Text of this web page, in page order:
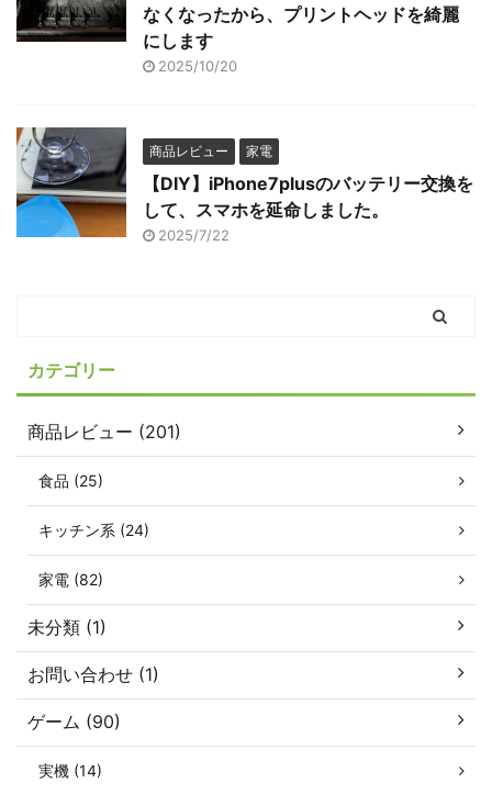
なくなったから、プリントヘッドを綺麗
にします
2025/10/20
商品レビュー 家電
【DIY】iPhone7plusのバッテリー交換を
して、スマホを延命しました。
2025/7/22
カテゴリー
商品レビュー (201)
食品 (25)
キッチン系 (24)
家電 (82)
未分類 (1)
お問い合わせ (1)
ゲーム (90)
実機 (14)